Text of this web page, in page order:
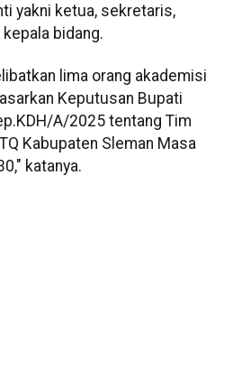
yakni ketua, sekretaris,
kepala bidang.
lima orang akademisi
Keputusan Bupati
A/2025 tentang Tim
Kabupaten Sleman Masa
katanya.